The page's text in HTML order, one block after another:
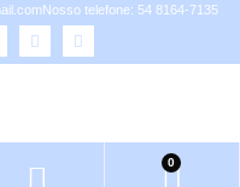
Nosso telefone: 54 8164-7135
0